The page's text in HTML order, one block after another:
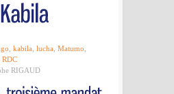
kabila lucha Matumo
RDC
RIGAUD